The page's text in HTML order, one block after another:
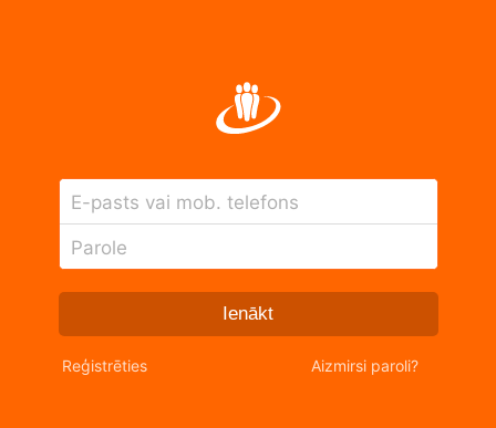
E-pasts vai mob. telefons
Parole
Ienākt
Reģistrēties Aizmirsi paroli?